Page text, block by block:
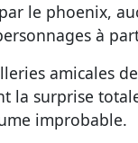
le phoenix,
à
amicales
la surprise
improbable.